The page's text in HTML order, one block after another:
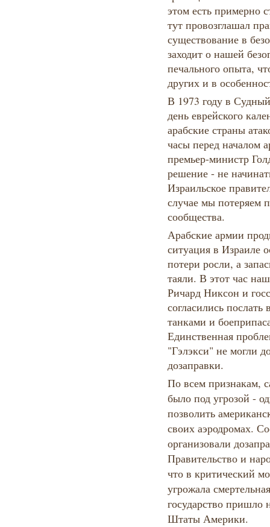
этом есть примерно
тут провозглашал
существование в
заходит о нашей
печального опыта,
других и в
В 1973 году в
день еврейского
арабские страны
часы перед началом
премьер-министр
решение - не
Израильское
случае мы потеряем
сообщества.
Арабские армии
ситуация в Израиле
потери росли, а
таяли. В этот час
Ричард Никсон и
согласились
танками и
Единственная
"Гэлэкси" не могли
дозаправки.
По всем признакам,
было под угрозой -
позволить
своих аэродромах.
организовали
Правительство и
что в критический
угрожала
государство
Штаты Америки.